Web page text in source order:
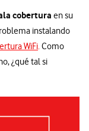
cobertura en su
instalando
WiFi.Como
¿qué tal si